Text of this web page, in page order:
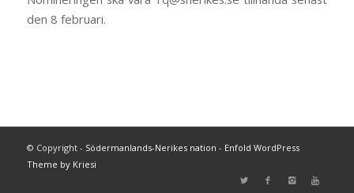
den 8 februari.
© Copyright - Södermanlands-Nerikes nation - Enfold WordPress
Theme by Kriesi